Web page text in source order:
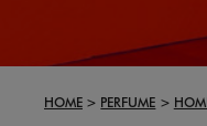
HOME PERFUME